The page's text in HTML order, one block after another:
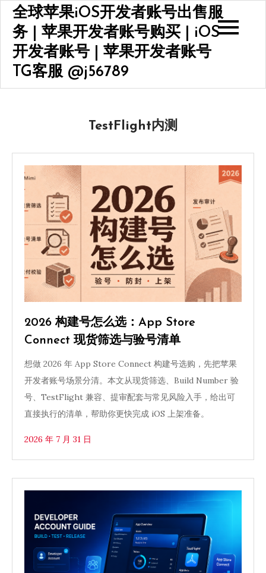
Skip
content
全球苹果iOS开发者账号出售服
务 | 苹果开发者账号购买 | iOS
开发者账号 | 苹果开发者账号
TG客服 @j56789
TestFlight内测
2026 构建号怎么选：App Store
Connect 现货筛选与验号清单
想做 2026 年 App Store Connect 构建号选购，先把苹果
开发者账号场景分清。本文从现货筛选、Build Number 验
号、TestFlight 兼容、提审配套与常见风险入手，给出可
直接执行的清单，帮助你更快完成 iOS 上架准备。
2026 年 7 月 31 日